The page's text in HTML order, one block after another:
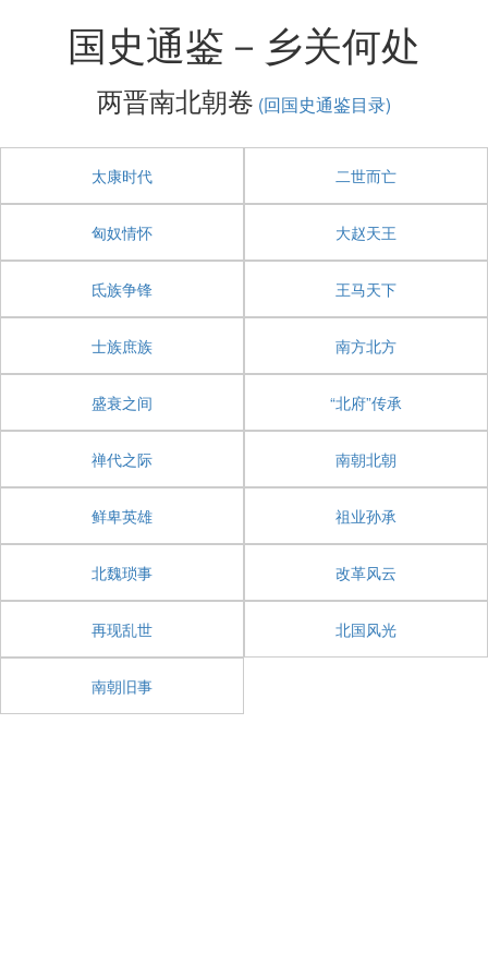
国史通鉴－乡关何处
两晋南北朝卷 (回国史通鉴目录)
太康时代 二世而亡
匈奴情怀 大赵天王
氐族争锋 王马天下
士族庶族 南方北方
盛衰之间 “北府”传承
禅代之际 南朝北朝
鲜卑英雄 祖业孙承
北魏琐事 改革风云
再现乱世 北国风光
南朝旧事